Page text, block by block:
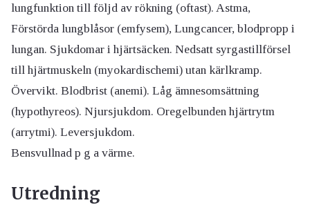
lungfunktion till följd av rökning (oftast). Astma,
Förstörda lungblåsor (emfysem), Lungcancer, blodpropp i
lungan. Sjukdomar i hjärtsäcken. Nedsatt syrgastillförsel
till hjärtmuskeln (myokardischemi) utan kärlkramp.
Övervikt. Blodbrist (anemi). Låg ämnesomsättning
(hypothyreos). Njursjukdom. Oregelbunden hjärtrytm
(arrytmi). Leversjukdom.
Bensvullnad p g a värme.
Utredning